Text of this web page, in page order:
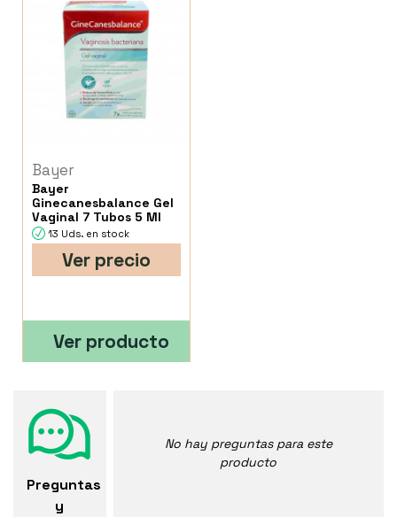
Bayer
Bayer
Ginecanesbalance Gel
Vaginal 7 Tubos 5 Ml
13 Uds. en stock
Ver precio
Ver producto
Preguntas
y
No hay preguntas para este
producto